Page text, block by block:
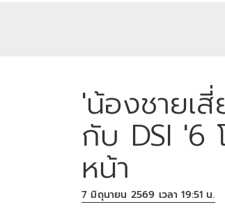
'น้องชายเ
กับ DSI '6
หน้า
7 มิถุนายน 2569 เวลา 19:51 น.